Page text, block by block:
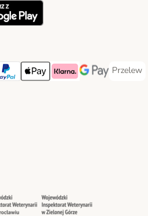
Method
Method
Payment Method
Apple Pay Payment Method
Klarna Payment Method
Google Pay
Przelew
Przelew
Method
Method
Security